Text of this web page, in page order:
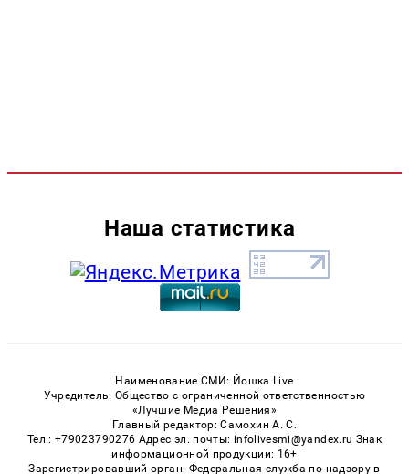
Наша статистика
Наименование СМИ: Йошка Live
Учредитель: Общество с ограниченной ответственностью
«Лучшие Медиа Решения»
Главный редактор: Самохин А. С.
Тел.: +79023790276 Адрес эл. почты: infolivesmi@yandex.ru Знак
информационной продукции: 16+
Зарегистрировавший орган: Федеральная служба по надзору в